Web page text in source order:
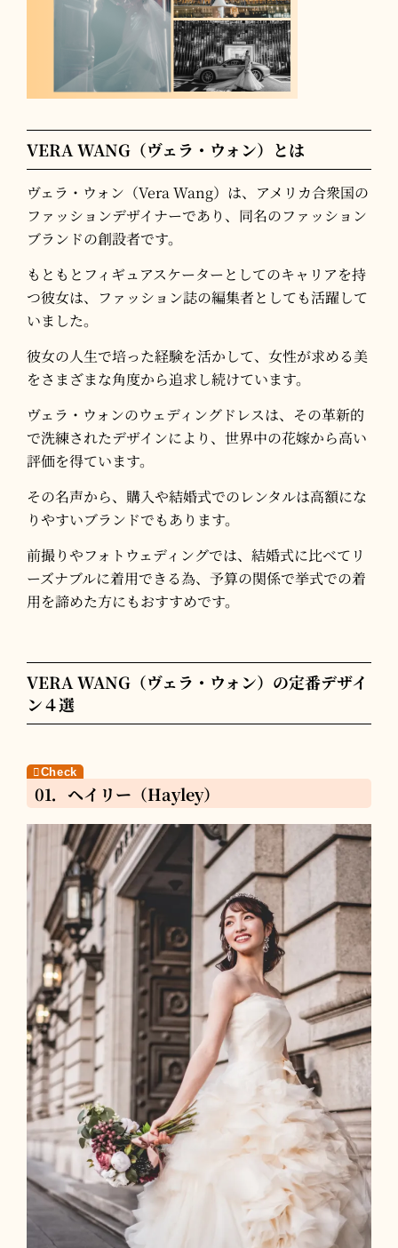
VERA WANG（ヴェラ・ウォン）とは
ヴェラ・ウォン（Vera Wang）は、アメリカ合衆国の
ファッションデザイナーであり、同名のファッション
ブランドの創設者です。
もともとフィギュアスケーターとしてのキャリアを持
つ彼女は、ファッション誌の編集者としても活躍して
いました。 ​
彼女の人生で培った経験を活かして、女性が求める美
をさまざまな角度から追求し続けています。
ヴェラ・ウォンのウェディングドレスは、その革新的
で洗練されたデザインにより、世界中の花嫁から高い
評価を得ています。​
その名声から、購入や結婚式でのレンタルは高額にな
りやすいブランドでもあります。
前撮りやフォトウェディングでは、結婚式に比べてリ
ーズナブルに着用できる為、予算の関係で挙式での着
用を諦めた方にもおすすめです。
VERA WANG（ヴェラ・ウォン）の定番デザイ
ン４選
01．ヘイリー（Hayley）